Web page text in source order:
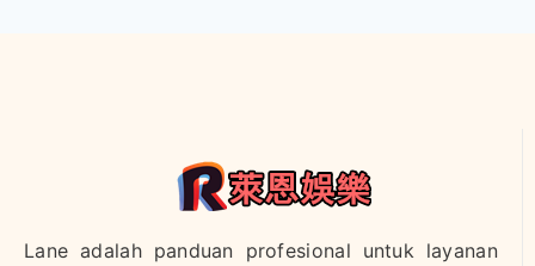
Lane adalah panduan profesional untuk layanan